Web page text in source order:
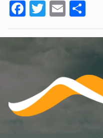
Facebook
TwitterEmail